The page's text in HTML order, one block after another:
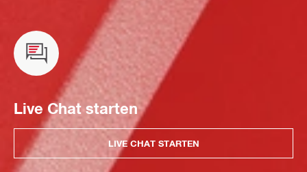
Live Chat starten
LIVE CHAT STARTEN